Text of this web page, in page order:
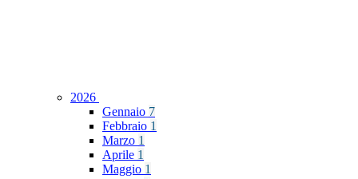
2026
Gennaio 7
Febbraio 1
Marzo 1
Aprile 1
Maggio 1